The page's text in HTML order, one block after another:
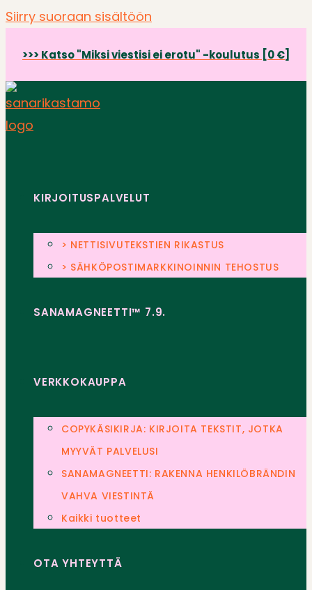
Siirry suoraan sisältöön
>>> Katso "Miksi viestisi ei erotu" -koulutus [0 €]
KIRJOITUSPALVELUT
> NETTISIVUTEKSTIEN RIKASTUS
> SÄHKÖPOSTIMARKKINOINNIN TEHOSTUS
SANAMAGNEETTI™ 7.9.
VERKKOKAUPPA
COPYKÄSIKIRJA: KIRJOITA TEKSTIT, JOTKA
MYYVÄT PALVELUSI
SANAMAGNEETTI: RAKENNA HENKILÖBRÄNDIN
VAHVA VIESTINTÄ
Kaikki tuotteet
OTA YHTEYTTÄ